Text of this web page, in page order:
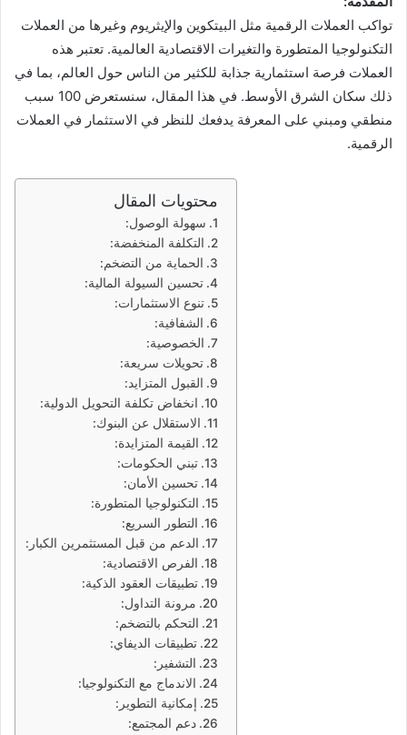
تواكب العملات الرقمية مثل البيتكوين والإيثريوم وغيرها من العملات
التكنولوجيا المتطورة والتغيرات الاقتصادية العالمية. تعتبر هذه
العملات فرصة استثمارية جذابة للكثير من الناس حول العالم، بما في
ذلك سكان الشرق الأوسط. في هذا المقال، سنستعرض 100 سبب
منطقي ومبني على المعرفة يدفعك للنظر في الاستثمار في العملات
الرقمية.
محتويات المقال
سهولة الوصول:
التكلفة المنخفضة:
الحماية من التضخم:
تحسين السيولة المالية:
تنوع الاستثمارات:
الشفافية:
الخصوصية:
تحويلات سريعة:
القبول المتزايد:
انخفاض تكلفة التحويل الدولية:
الاستقلال عن البنوك:
القيمة المتزايدة:
تبني الحكومات:
تحسين الأمان:
التكنولوجيا المتطورة:
التطور السريع:
الدعم من قبل المستثمرين الكبار:
الفرص الاقتصادية:
تطبيقات العقود الذكية:
مرونة التداول:
التحكم بالتضخم:
تطبيقات الديفاي:
التشفير:
الاندماج مع التكنولوجيا:
إمكانية التطوير:
دعم المجتمع: